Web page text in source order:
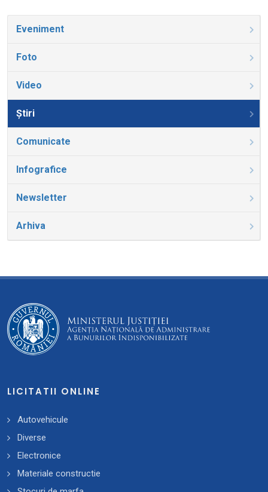
Eveniment
Foto
Video
Știri
Comunicate
Infografice
Newsletter
Arhiva
LICITATII ONLINE
Autovehicule
Diverse
Electronice
Materiale constructie